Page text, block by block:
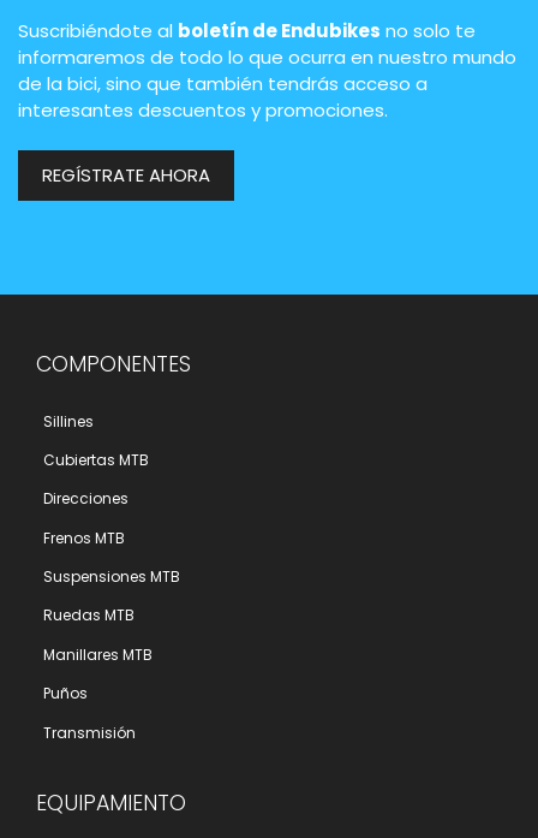
Suscribiéndote al boletín de Endubikes no solo te
informaremos de todo lo que ocurra en nuestro mundo
de la bici, sino que también tendrás acceso a
interesantes descuentos y promociones.
REGÍSTRATE AHORA
COMPONENTES
Sillines
Cubiertas MTB
Direcciones
Frenos MTB
Suspensiones MTB
Ruedas MTB
Manillares MTB
Puños
Transmisión
EQUIPAMIENTO